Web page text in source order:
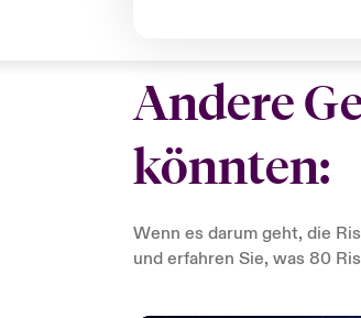
Andere
könnten:
Wenn es darum geht, die
und erfahren Sie, was 80